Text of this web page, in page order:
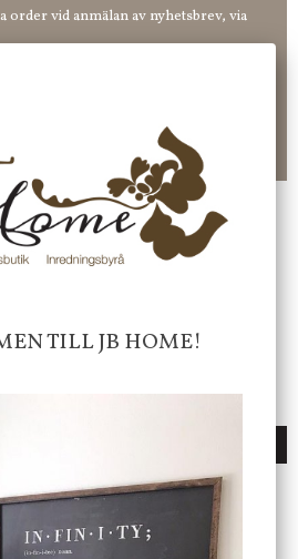
order vid anmälan av nyhetsbrev, via
efter att ha snabba leveranser!
Du tittar in hos Jb Home!
mellan 10.00 - 15.00
TILL JB HOME!